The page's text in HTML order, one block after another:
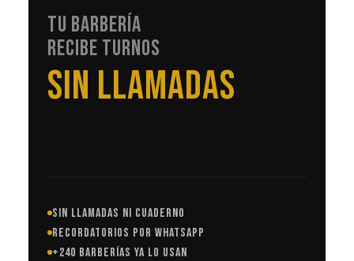
TU BARBERÍA
RECIBE TURNOS
EN AUTOMÁTICO
SIN LLAMADAS NI CUADERNO
RECORDATORIOS POR WHATSAPP
+240 BARBERÍAS YA LO USAN